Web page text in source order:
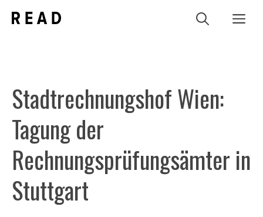
Inhalt
Stadtrechnungshof Wien:
Tagung der
Rechnungsprüfungsämter in
Stuttgart